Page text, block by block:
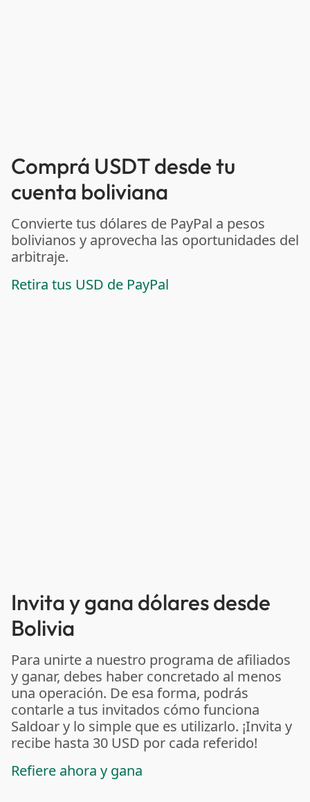
Comprá USDT desde tu
cuenta boliviana
Convierte tus dólares de PayPal a pesos
bolivianos y aprovecha las oportunidades del
arbitraje.
Retira tus USD de PayPal
Invita y gana dólares desde
Bolivia
Para unirte a nuestro programa de afiliados
y ganar, debes haber concretado al menos
una operación. De esa forma, podrás
contarle a tus invitados cómo funciona
Saldoar y lo simple que es utilizarlo. ¡Invita y
recibe hasta 30 USD por cada referido!
Refiere ahora y gana